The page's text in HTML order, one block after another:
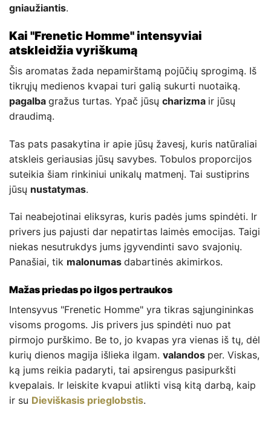
gniaužiantis.
Kai "Frenetic Homme" intensyviai
atskleidžia vyriškumą
Šis aromatas žada nepamirštamą pojūčių sprogimą. Iš
tikrųjų medienos kvapai turi galią sukurti nuotaiką.
pagalba gražus turtas. Ypač jūsų charizma ir jūsų
draudimą.
Tas pats pasakytina ir apie jūsų žavesį, kuris natūraliai
atskleis geriausias jūsų savybes. Tobulos proporcijos
suteikia šiam rinkiniui unikalų matmenį. Tai sustiprins
jūsų nustatymas.
Tai neabejotinai eliksyras, kuris padės jums spindėti. Ir
privers jus pajusti dar nepatirtas laimės emocijas. Taigi
niekas nesutrukdys jums įgyvendinti savo svajonių.
Panašiai, tik malonumas dabartinės akimirkos.
Mažas priedas po ilgos pertraukos
Intensyvus "Frenetic Homme" yra tikras sąjungininkas
visoms progoms. Jis privers jus spindėti nuo pat
pirmojo purškimo. Be to, jo kvapas yra vienas iš tų, dėl
kurių dienos magija išlieka ilgam. valandos per. Viskas,
ką jums reikia padaryti, tai apsirengus pasipurkšti
kvepalais. Ir leiskite kvapui atlikti visą kitą darbą, kaip
ir su Dieviškasis prieglobstis.